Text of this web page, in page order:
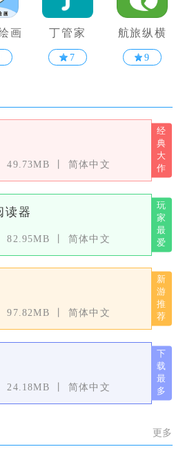
画 丁管家
7
航旅纵横
9
49.73MB 简体中文
读器
82.95MB 简体中文
97.82MB 简体中文
24.18MB 简体中文
更多